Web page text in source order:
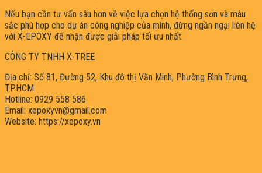
Nếu bạn cần tư vấn sâu hơn về việc lựa chọn hệ thống sơn và màu
sắc phù hợp cho dự án công nghiệp của mình, đừng ngần ngại liên hệ
với X-EPOXY để nhận được giải pháp tối ưu nhất.
CÔNG TY TNHH X-TREE
Địa chỉ: Số 81, Đường 52, Khu đô thị Văn Minh, Phường Bình Trưng,
TP.HCM
Hotline: 0929 558 586
Email: xepoxyvn@gmail.com
Website: https://xepoxy.vn